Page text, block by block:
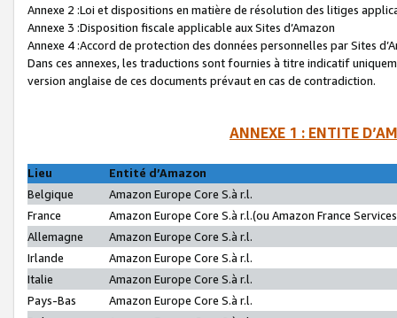
Annexe 2 :Loi et dispositions en matière de résolution des litiges
Annexe 3 :Disposition fiscale applicable aux Sites d’Amazon
Annexe 4 :Accord de protection des données personnelles par Sites
Dans ces annexes, les traductions sont fournies à titre indicatif
version anglaise de ces documents prévaut en cas de contradiction.
ANNEXE 1 : ENTITE
Lieu
Entité d’Amazon
Belgique
Amazon Europe Core S.à r.l.
France
Amazon Europe Core S.à r.l.(ou Amazon France
Allemagne
Amazon Europe Core S.à r.l.
Irlande
Amazon Europe Core S.à r.l.
Italie
Amazon Europe Core S.à r.l.
Pays-Bas
Amazon Europe Core S.à r.l.